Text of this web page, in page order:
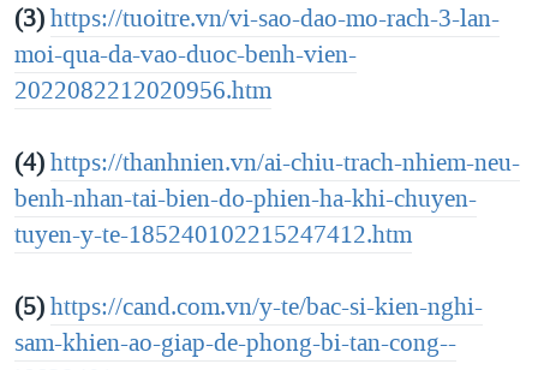
(3)https://tuoitre.vn/vi-sao-dao-mo-rach-3-lan-
moi-qua-da-vao-duoc-benh-vien-
2022082212020956.htm
(4)https://thanhnien.vn/ai-chiu-trach-nhiem-neu-
benh-nhan-tai-bien-do-phien-ha-khi-chuyen-
tuyen-y-te-185240102215247412.htm
(5)https://cand.com.vn/y-te/bac-si-kien-nghi-
sam-khien-ao-giap-de-phong-bi-tan-cong--